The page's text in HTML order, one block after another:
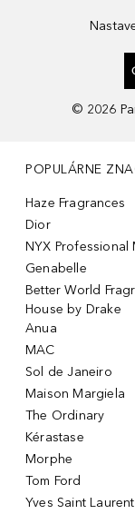
© 2026
POPULÁRNE
Haze Fragrances
Dior
NYX Professional
Genabelle
Better World
House by Drake
Anua
MAC
Sol de Janeiro
Maison Margiela
The Ordinary
Kérastase
Morphe
Tom Ford
Yves Saint Laurent